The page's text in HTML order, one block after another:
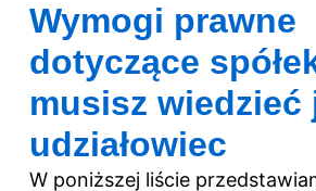
Wymogi prawne
dotyczące
musisz wiedzieć
udziałowiec
W poniższej liście